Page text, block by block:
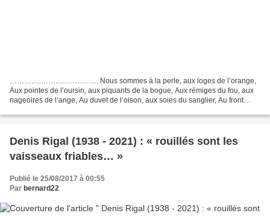
………………………………. Nous sommes à la perle, aux loges de l’orange,
Aux pointes de l’oursin, aux piquants de la bogue, Aux rémiges du fou, aux
nageoires de l’ange, Au duvet de l’oison, aux soies du sanglier, Au front
Denis Rigal (1938 - 2021) : « rouillés sont les
vaisseaux friables… »
Publié le 25/08/2017 à 00:55
Par bernard22